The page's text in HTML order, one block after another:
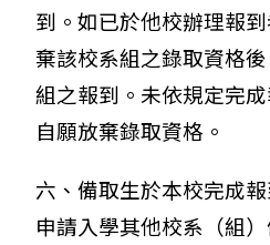
到。如已於他校辦理報
棄該校系組之錄取資格
組之報到。未依規定完
自願放棄錄取資格。
六、備取生於本校完成
申請入學其他校系（組